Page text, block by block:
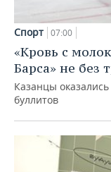
Спорт 07:00
«Кровь с
Барса» не без
Казанцы
буллитов